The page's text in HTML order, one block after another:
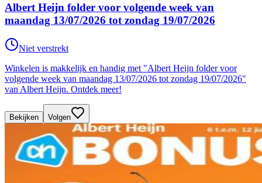
Albert Heijn folder voor volgende week van
maandag 13/07/2026 tot zondag 19/07/2026
Niet verstrekt
Winkelen is makkelijk en handig met "Albert Heijn folder voor
volgende week van maandag 13/07/2026 tot zondag 19/07/2026"
van Albert Heijn. Ontdek meer!
Bekijken Volgen